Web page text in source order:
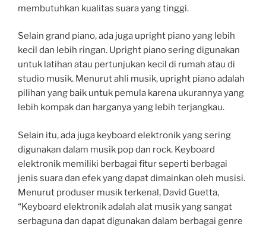
membutuhkan kualitas suara yang tinggi.
Selain grand piano, ada juga upright piano yang lebih
kecil dan lebih ringan. Upright piano sering digunakan
untuk latihan atau pertunjukan kecil di rumah atau di
studio musik. Menurut ahli musik, upright piano adalah
pilihan yang baik untuk pemula karena ukurannya yang
lebih kompak dan harganya yang lebih terjangkau.
Selain itu, ada juga keyboard elektronik yang sering
digunakan dalam musik pop dan rock. Keyboard
elektronik memiliki berbagai fitur seperti berbagai
jenis suara dan efek yang dapat dimainkan oleh musisi.
Menurut produser musik terkenal, David Guetta,
“Keyboard elektronik adalah alat musik yang sangat
serbaguna dan dapat digunakan dalam berbagai genre